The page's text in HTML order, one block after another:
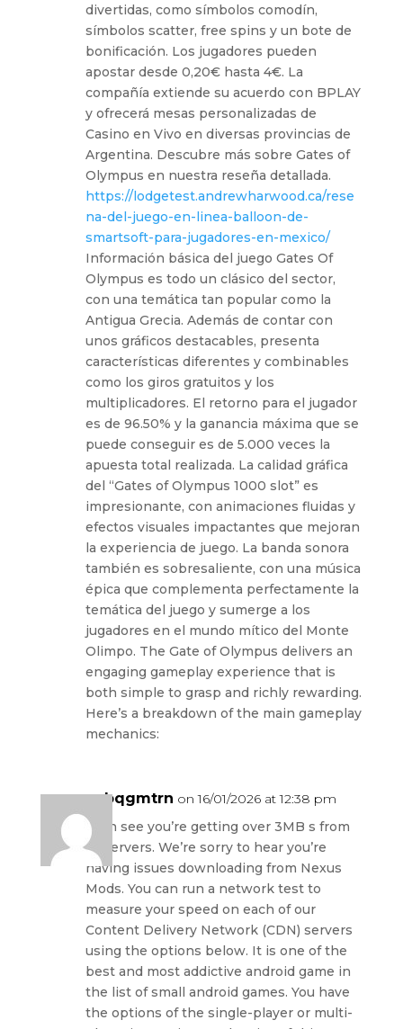
divertidas, como símbolos comodín,
símbolos scatter, free spins y un bote de
bonificación. Los jugadores pueden
apostar desde 0,20€ hasta 4€. La
compañía extiende su acuerdo con BPLAY
y ofrecerá mesas personalizadas de
Casino en Vivo en diversas provincias de
Argentina. Descubre más sobre Gates of
Olympus en nuestra reseña detallada.
https://lodgetest.andrewharwood.ca/rese
na-del-juego-en-linea-balloon-de-
smartsoft-para-jugadores-en-mexico/
Información básica del juego Gates Of
Olympus es todo un clásico del sector,
con una temática tan popular como la
Antigua Grecia. Además de contar con
unos gráficos destacables, presenta
características diferentes y combinables
como los giros gratuitos y los
multiplicadores. El retorno para el jugador
es de 96.50% y la ganancia máxima que se
puede conseguir es de 5.000 veces la
apuesta total realizada. La calidad gráfica
del “Gates of Olympus 1000 slot” es
impresionante, con animaciones fluidas y
efectos visuales impactantes que mejoran
la experiencia de juego. La banda sonora
también es sobresaliente, con una música
épica que complementa perfectamente la
temática del juego y sumerge a los
jugadores en el mundo mítico del Monte
Olimpo. The Gate of Olympus delivers an
engaging gameplay experience that is
both simple to grasp and richly rewarding.
Here’s a breakdown of the main gameplay
mechanics:
zubqgmtrn on 16/01/2026 at 12:38 pm
I can see you’re getting over 3MB s from
all servers. We’re sorry to hear you’re
having issues downloading from Nexus
Mods. You can run a network test to
measure your speed on each of our
Content Delivery Network (CDN) servers
using the options below. It is one of the
best and most addictive android game in
the list of small android games. You have
the options of the single-player or multi-